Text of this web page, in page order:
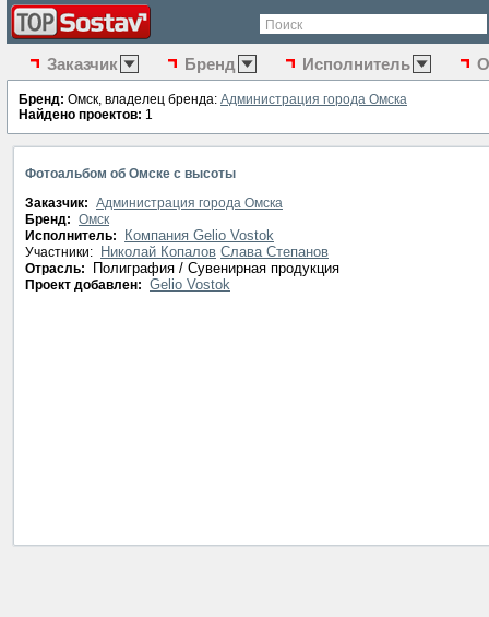
Поиск
Заказчик Бренд Исполнитель
Бренд: Омск, владелец бренда: Администрация города Омска
Найдено проектов: 1
Фотоальбом об Омске с высоты
Заказчик: Администрация города Омска
Бренд: Омск
Исполнитель:
Компания Gelio Vostok
Участники: Николай Копалов Слава Степанов
Отрасль: Полиграфия / Сувенирная продукция
Проект добавлен: Gelio Vostok